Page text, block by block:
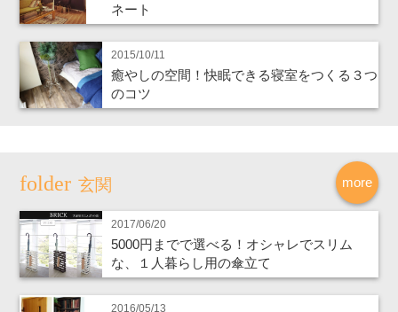
ネート
2015/10/11
癒やしの空間！快眠できる寝室をつくる３つ
のコツ
more
玄関
2017/06/20
5000円までで選べる！オシャレでスリム
な、１人暮らし用の傘立て
2016/05/13